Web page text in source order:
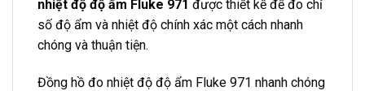
nhiệt độ độ ẩm Fluke 971 được thiết kế để đo chỉ
số độ ẩm và nhiệt độ chính xác một cách nhanh
chóng và thuận tiện.
Đồng hồ đo nhiệt độ độ ẩm Fluke 971 nhanh chóng